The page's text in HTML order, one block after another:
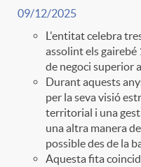
09/12/2025
L'entitat celebra
assolint els gairebé
de negoci superior
Durant aquests
per la seva visió
territorial i una
una altra manera
possible des de la
Aquesta fita